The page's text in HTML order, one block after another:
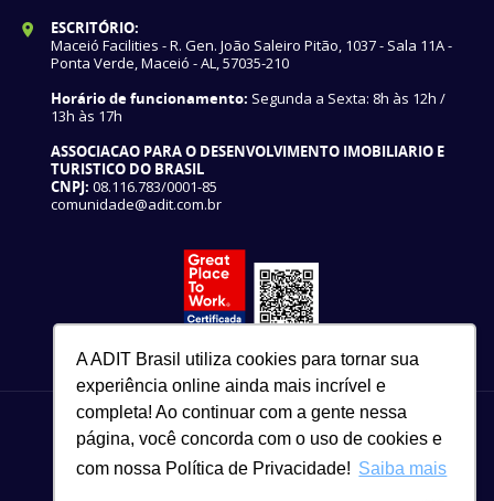
A ADIT Brasil utiliza cookies para tornar sua
experiência online ainda mais incrível e
completa! Ao continuar com a gente nessa
página, você concorda com o uso de cookies e
com nossa Política de Privacidade! Saiba mais
ESCRITÓRIO:
Maceió Facilities - R. Gen. João Saleiro Pitão, 1037 - Sala 11A -
Ponta Verde, Maceió - AL, 57035-210
Horário de funcionamento: Segunda a Sexta: 8h às 12h /
13h às 17h
ASSOCIACAO PARA O DESENVOLVIMENTO IMOBILIARIO E
TURISTICO DO BRASIL
CNPJ: 08.116.783/0001-85
comunidade@adit.com.br